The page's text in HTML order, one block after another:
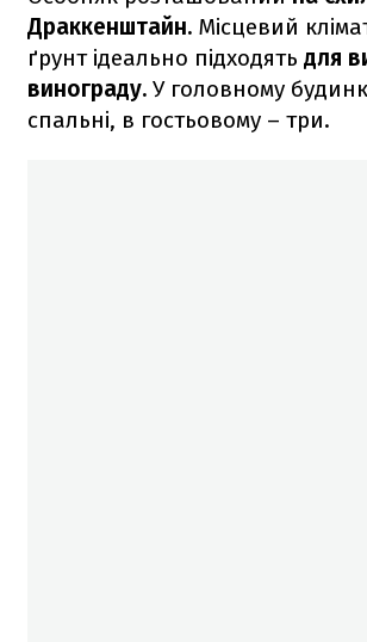
Драккенштайн. Місцевий
ґрунт ідеально підходять для
винограду. У головному
спальні, в гостьовому – три.